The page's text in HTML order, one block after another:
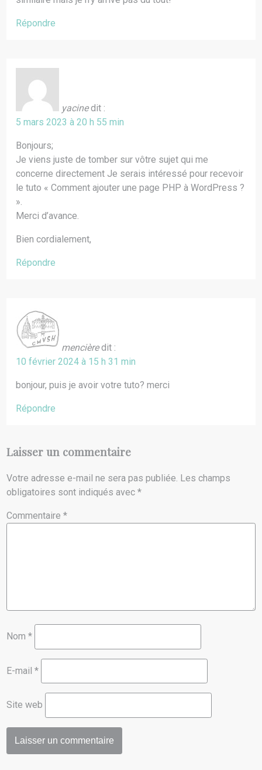
Répondre
yacine dit :
5 mars 2023 à 20 h 55 min
Bonjours;
Je viens juste de tomber sur vôtre sujet qui me
concerne directement Je serais intéressé pour recevoir
le tuto « Comment ajouter une page PHP à WordPress ?
».
Merci d’avance.
Bien cordialement,
Répondre
mencière dit :
10 février 2024 à 15 h 31 min
bonjour, puis je avoir votre tuto? merci
Répondre
Laisser un commentaire
Votre adresse e-mail ne sera pas publiée. Les champs
obligatoires sont indiqués avec*
Commentaire*
Nom*
E-mail*
Site web